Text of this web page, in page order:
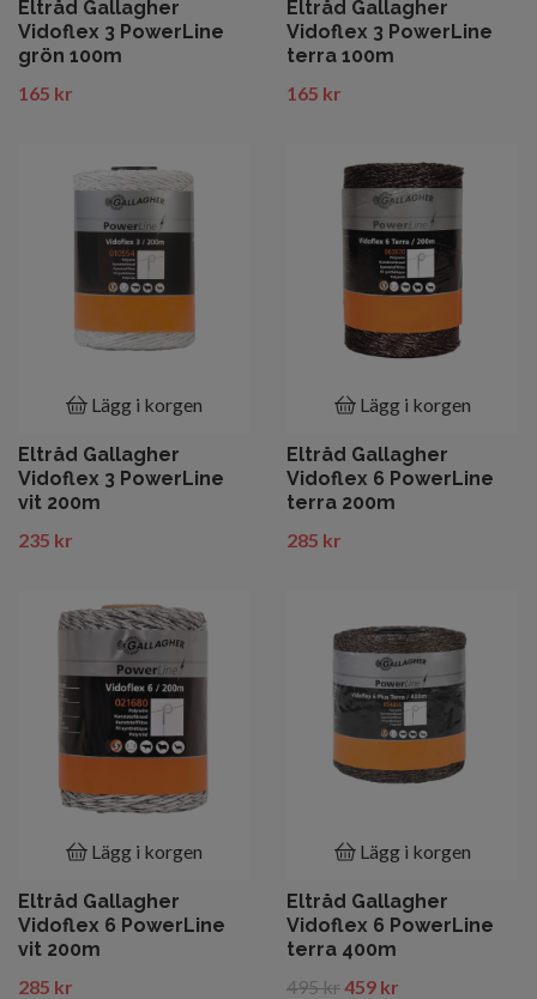
Eltråd Gallagher
Vidoflex 3 PowerLine
grön 100m
165 kr
Eltråd Gallagher
Vidoflex 3 PowerLine
terra 100m
165 kr
Lägg i korgen
Eltråd Gallagher
Vidoflex 3 PowerLine
vit 200m
235 kr
Lägg i korgen
Eltråd Gallagher
Vidoflex 6 PowerLine
terra 200m
285 kr
Lägg i korgen
Eltråd Gallagher
Vidoflex 6 PowerLine
vit 200m
285 kr
Lägg i korgen
Eltråd Gallagher
Vidoflex 6 PowerLine
terra 400m
495 kr459 kr